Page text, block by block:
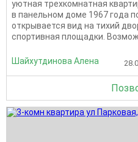
уютная трехкомнатная
в панельном доме 1967 года
открывается вид на тихий
спортивная площадки.
Шайхутдинова Алена